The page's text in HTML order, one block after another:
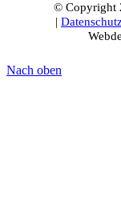
© Copyright
|
Nach oben